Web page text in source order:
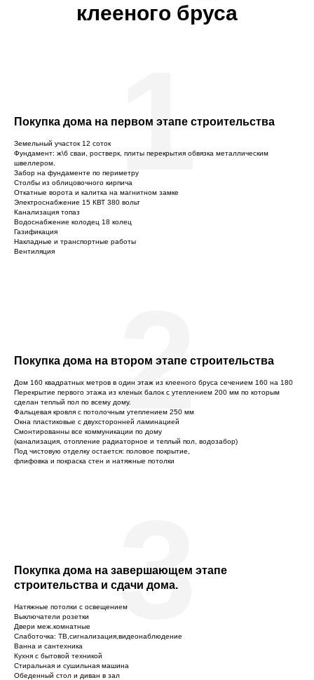
клееного бруса
Покупка дома на первом этапе строительства
Земельный участок 12 соток
Фундамент: ж\б сваи, ростверк, плиты перекрытия обвязка металлическим
швеллером.
Забор на фундаменте по периметру
Столбы из облицовочного кирпича
Откатные ворота и калитка на магнитном замке
Электроснабжение 15 КВТ 380 вольт
Канализация топаз
Водоснабжение колодец 18 колец
Газификация
Накладные и транспортные работы
Вентиляция
1
Покупка дома на втором этапе строительства
Дом 160 квадратных метров в один этаж из клееного бруса сечением 160 на 180
Перекрытие первого этажа из кленых балок с утеплением 200 мм по которым
сделан теплый пол по всему дому.
Фальцевая кровля с потолочным утеплением 250 мм
Окна пластиковые с двухсторонней ламинацией
Смонтированны все коммуникации по дому
(канализация, отопление радиаторное и теплый пол, водозабор)
Под чистовую отделку остается: половое покрытие,
флифовка и покраска стен и натяжные потолки
2
Покупка дома на завершающем этапе
строительства и сдачи дома.
Натяжные потолки с освещением
Выключатели розетки
Двери меж.комнатные
Слаботочка: ТВ,сигнализация,видеонаблюдение
Ванна и сантехника
Кухня с бытовой техникой
Стиральная и сушильная машина
Обеденный стол и диван в зал
3